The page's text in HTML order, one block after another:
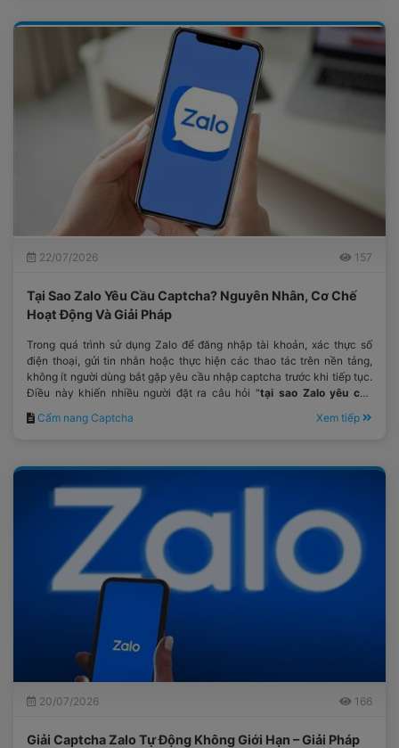
22/07/2026 157
Tại Sao Zalo Yêu Cầu Captcha? Nguyên Nhân, Cơ Chế
Hoạt Động Và Giải Pháp
Trong quá trình sử dụng Zalo để đăng nhập tài khoản, xác thực số
điện thoại, gửi tin nhắn hoặc thực hiện các thao tác trên nền tảng,
không ít người dùng bắt gặp yêu cầu nhập captcha trước khi tiếp tục.
Điều này khiến nhiều người đặt ra câu hỏi "tại sao Zalo yêu cầu
Cẩm nang Captcha Xem tiếp
20/07/2026 166
Giải Captcha Zalo Tự Động Không Giới Hạn – Giải Pháp